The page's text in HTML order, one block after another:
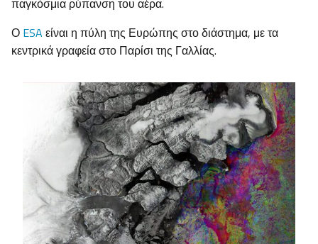
παγκόσμια ρύπανση του αέρα.
Ο ESA είναι η πύλη της Ευρώπης στο διάστημα, με τα
κεντρικά γραφεία στο Παρίσι της Γαλλίας.